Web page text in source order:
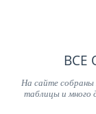
ВСЕ
На сайте собраны
таблицы и много